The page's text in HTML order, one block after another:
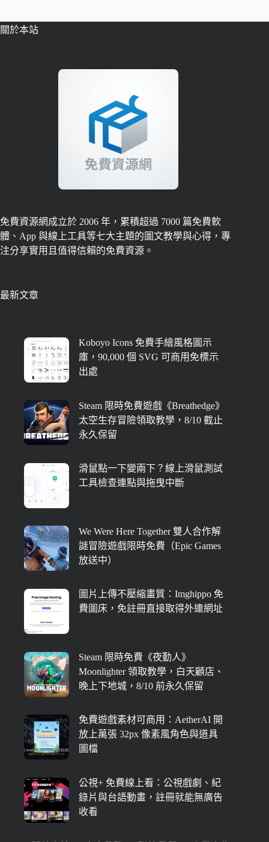
關於本站
免費資源網成立於 2006 年，累積超過 7000 篇免費軟
體、App 與線上工具等七大主題的圖文教學與心得，專
注分享實用且值得信賴的免費資源。
最新文章
Koboyo Icons 免費手繪風格圖示
庫，90,000 個 SVG 可商用免標示
出處
Steam 限時免費遊戲《Breathedge》
太空生存冒險領取教學，8/10 截止
永久保留
滑鼠點一下變兩下？線上滑鼠測試
工具檢查連點與拖曳中斷
We Were Here Together 雙人合作解
謎冒險遊戲限時免費（Epic Games
放送中）
圖片上傳不壓縮畫質：Imghippo 免
費圖床，免註冊直接取得外連網址
Steam 限時免費《夜勤人》
Moonlighter 領取教學，白天顧店、
晚上下地城，8/10 前永久保留
免費遊戲素材可商用：AetherAI 開
放上萬張 32px 像素風角色與道具
圖檔
公視+ 免費線上看：公視戲劇、紀
錄片與台語動畫，註冊就能無廣告
收看